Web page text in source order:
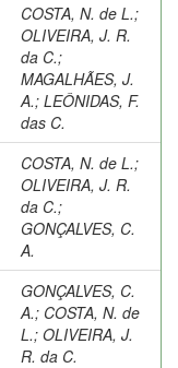
COSTA, N. de L.;
OLIVEIRA, J. R.
da C.;
MAGALHÃES, J.
A.; LEÔNIDAS, F.
das C.
COSTA, N. de L.;
OLIVEIRA, J. R.
da C.;
GONÇALVES, C.
A.
GONÇALVES, C.
A.; COSTA, N. de
L.; OLIVEIRA, J.
R. da C.